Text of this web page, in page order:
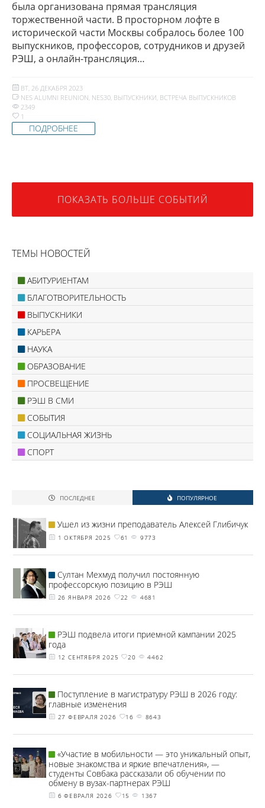
была организована прямая трансляция
торжественной части. В просторном лофте в
исторической части Москвы собралось более 100
выпускников, профессоров, сотрудников и друзей
РЭШ, а онлайн-трансляция…
ВТ, 26 ДЕКАБРЯ 2023
NES ALUMNI REUNION NES30 ВЫПУСКНИКИ ВСТРЕЧА ВЫПУСКНИКОВ
2349
1
ПОДРОБНЕЕ
ПОКАЗАТЬ БОЛЬШЕ СОБЫТИЙ
ТЕМЫ НОВОСТЕЙ
АБИТУРИЕНТАМ
БЛАГОТВОРИТЕЛЬНОСТЬ
ВЫПУСКНИКИ
КАРЬЕРА
НАУКА
ОБРАЗОВАНИЕ
ПРОСВЕЩЕНИЕ
РЭШ В СМИ
СОБЫТИЯ
СОЦИАЛЬНАЯ ЖИЗНЬ
СПОРТ
ПОСЛЕДНЕЕ ПОПУЛЯРНОЕ
Ушел из жизни преподаватель Алексей Глибичук
1 ОКТЯБРЯ 2025 61 9773
Султан Мехмуд получил постоянную
профессорскую позицию в РЭШ
26 ЯНВАРЯ 2026 22 4681
РЭШ подвела итоги приемной кампании 2025
года
12 СЕНТЯБРЯ 2025 20 4462
Поступление в магистратуру РЭШ в 2026 году:
главные изменения
27 ФЕВРАЛЯ 2026 16 8643
«Участие в мобильности — это уникальный опыт,
новые знакомства и яркие впечатления», —
студенты Совбака рассказали об обучении по
обмену в вузах-партнерах РЭШ
6 ФЕВРАЛЯ 2026 15 1367